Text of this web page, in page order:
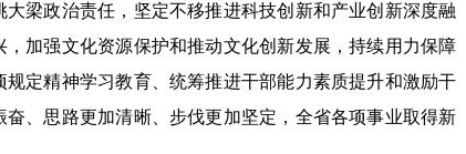
梁政治责任，坚定不移推进科技创新和产业创新深度融
加强文化资源保护和推动文化创新发展，持续用力保障
定精神学习教育、统筹推进干部能力素质提升和激励干
、思路更加清晰、步伐更加坚定，全省各项事业取得新